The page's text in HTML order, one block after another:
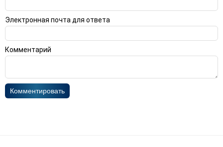
Электронная почта для ответа
Комментарий
Комментировать